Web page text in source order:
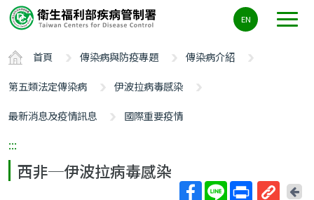
要
容
ALT+C
EN
首頁 傳染病與防疫專題
傳染病介紹
第五類法定傳染病
伊波拉病毒感染
最新消息及疫情訊息
國際重要疫情
:::
西非─伊波拉病毒感染
回